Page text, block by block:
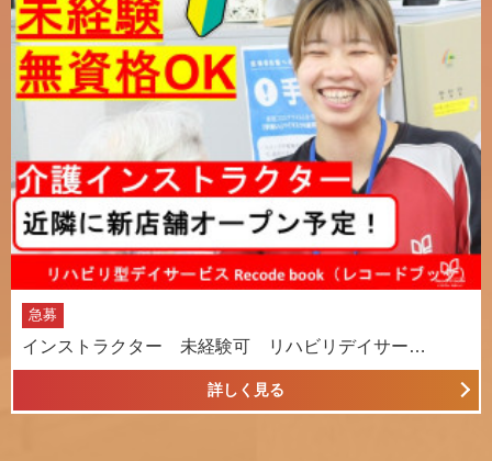
急募
インストラクター 未経験可 リハビリデイサー…
詳しく見る